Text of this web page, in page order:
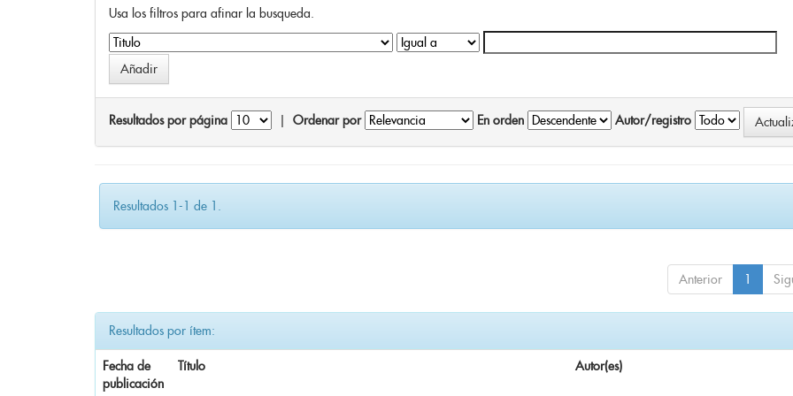
Usa los filtros para afinar la busqueda.
Resultados por página Ordenar por En orden Autor/registro
Resultados 1-1 de 1.
Anterior 1
Resultados por ítem:
Fecha de
publicación
Título Autor(es)